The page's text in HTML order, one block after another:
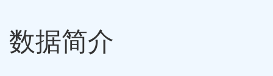
数据简介